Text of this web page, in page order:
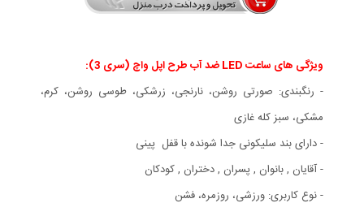
ویژگی های ساعت LED ضد آب طرح اپل واچ (سری 3):
- رنگبندی: صورتی روشن، نارنجی، زرشکی، طوسی روشن، کرم،
مشکی، سبز کله غازی
- دارای بند سلیکونی جدا شونده با قفل پینی
- آقایان , بانوان , پسران , دختران , کودکان
- نوع کاربری: ورزشی، روزمره، فشن